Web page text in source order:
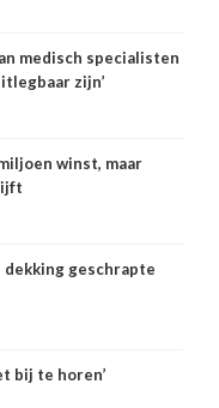
medisch specialisten
zijn’
winst, maar
geschrapte
bij te horen’